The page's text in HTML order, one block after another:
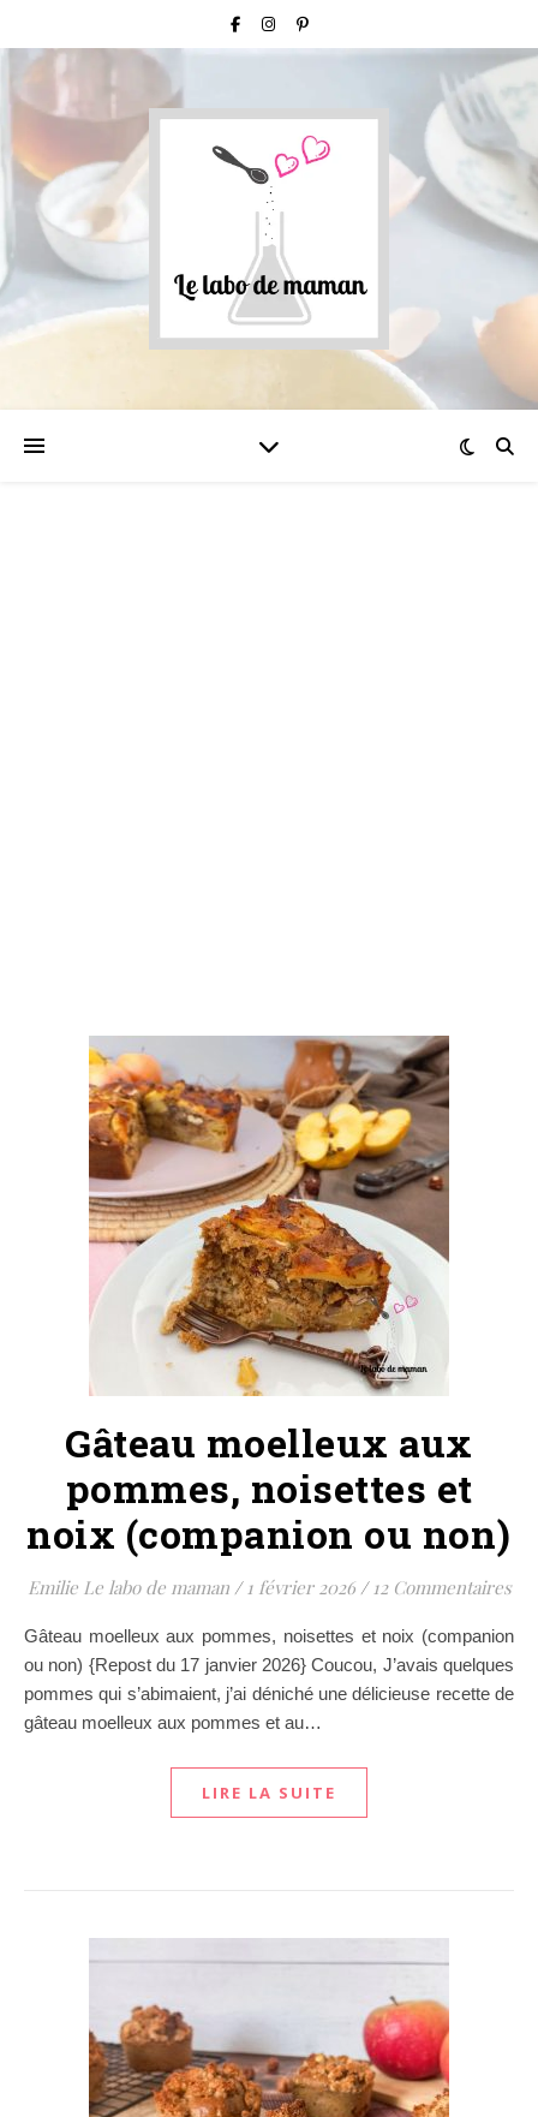
Gâteau moelleux aux
pommes, noisettes et
noix (companion ou non)
Emilie Le labo de maman / 1 février 2026 / 12 Commentaires
Gâteau moelleux aux pommes, noisettes et noix (companion
ou non) {Repost du 17 janvier 2026} Coucou, J’avais quelques
pommes qui s’abimaient, j’ai déniché une délicieuse recette de
gâteau moelleux aux pommes et au…
LIRE LA SUITE